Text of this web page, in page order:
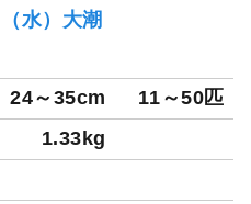
水）大潮
24～35cm 11～50匹
1.33kg